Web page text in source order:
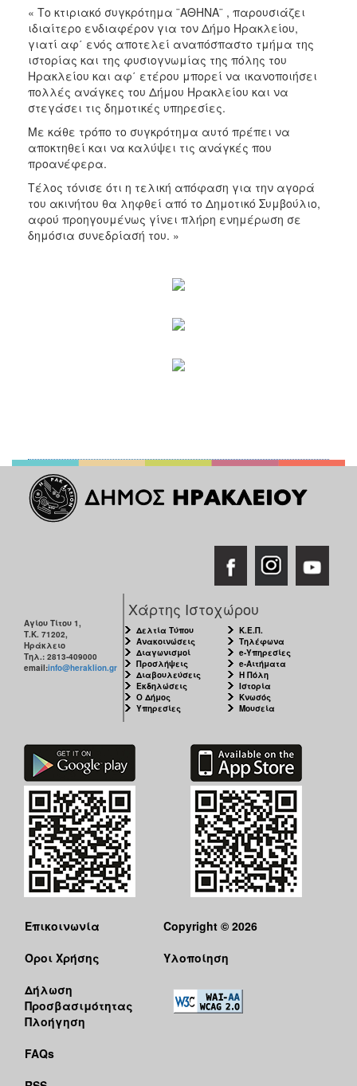
« Το κτιριακό συγκρότημα ¨ΑΘΗΝΑ¨ , παρουσιάζει
ιδιαίτερο ενδιαφέρον για τον Δήμο Ηρακλείου,
γιατί αφ΄ ενός αποτελεί αναπόσπαστο τμήμα της
ιστορίας και της φυσιογνωμίας της πόλης του
Ηρακλείου και αφ΄ ετέρου μπορεί να ικανοποιήσει
πολλές ανάγκες του Δήμου Ηρακλείου και να
στεγάσει τις δημοτικές υπηρεσίες.
Με κάθε τρόπο το συγκρότημα αυτό πρέπει να
αποκτηθεί και να καλύψει τις ανάγκές που
προανέφερα.
Τέλος τόνισε ότι η τελική απόφαση για την αγορά
του ακινήτου θα ληφθεί από το Δημοτικό Συμβούλιο,
αφού προηγουμένως γίνει πλήρη ενημέρωση σε
δημόσια συνεδρίασή του. »
Αγίου Τίτου 1,
Τ.Κ. 71202,
Ηράκλειο
Τηλ.: 2813-409000
email:info@heraklion.gr
Χάρτης Ιστοχώρου
Δελτία Τύπου
Ανακοινώσεις
Διαγωνισμοί
Προσλήψεις
Διαβουλεύσεις
Εκδηλώσεις
Ο Δήμος
Υπηρεσίες
Κ.Ε.Π.
Τηλέφωνα
e-Υπηρεσίες
e-Αιτήματα
Η Πόλη
Ιστορία
Κνωσός
Μουσεία
Επικοινωνία
Όροι Χρήσης
Δήλωση
Προσβασιμότητας
Πλοήγηση
FAQs
Copyright © 2026
Υλοποίηση